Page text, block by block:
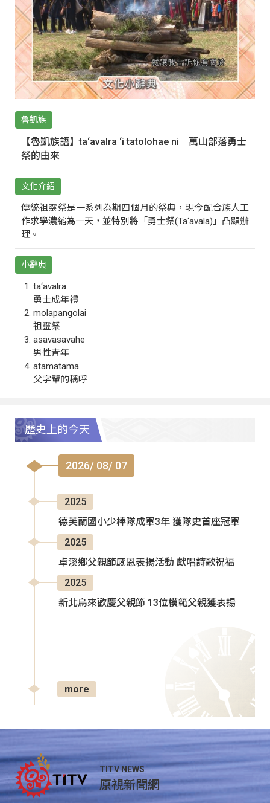
魯凱族
【魯凱族語】ta‘avalra ‘i tatolohae ni｜萬山部落勇士
祭的由來
文化介紹
傳統祖靈祭是一系列為期四個月的祭典，現今配合族人工
作求學濃縮為一天，並特別將「勇士祭(Ta‘avala)」凸顯辦
理。
小辭典
ta‘avalra
勇士成年禮
molapangolai
祖靈祭
asavasavahe
男性青年
atamatama
父字輩的稱呼
歷史上的今天
2026/ 08/ 07
2025
德芙蘭國小少棒隊成軍3年 獲隊史首座冠軍
2025
卓溪鄉父親節感恩表揚活動 獻唱詩歌祝福
2025
新北烏來歡慶父親節 13位模範父親獲表揚
more
TITV NEWS
原視新聞網